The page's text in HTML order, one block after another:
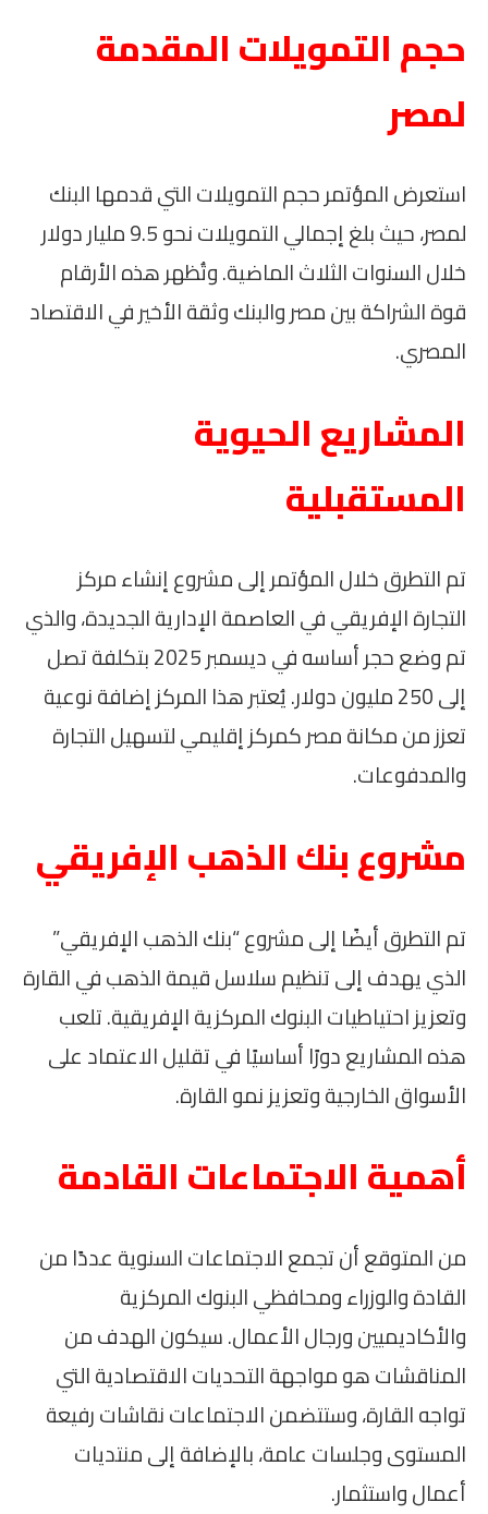
حجم التمويلات المقدمة
لمصر
استعرض المؤتمر حجم التمويلات التي قدمها البنك
لمصر، حيث بلغ إجمالي التمويلات نحو 9.5 مليار دولار
خلال السنوات الثلاث الماضية. وتُظهر هذه الأرقام
قوة الشراكة بين مصر والبنك وثقة الأخير في الاقتصاد
المصري.
المشاريع الحيوية
المستقبلية
تم التطرق خلال المؤتمر إلى مشروع إنشاء مركز
التجارة الإفريقي في العاصمة الإدارية الجديدة، والذي
تم وضع حجر أساسه في ديسمبر 2025 بتكلفة تصل
إلى 250 مليون دولار. يُعتبر هذا المركز إضافة نوعية
تعزز من مكانة مصر كمركز إقليمي لتسهيل التجارة
والمدفوعات.
مشروع بنك الذهب الإفريقي
تم التطرق أيضًا إلى مشروع “بنك الذهب الإفريقي”
الذي يهدف إلى تنظيم سلاسل قيمة الذهب في القارة
وتعزيز احتياطيات البنوك المركزية الإفريقية. تلعب
هذه المشاريع دورًا أساسيًا في تقليل الاعتماد على
الأسواق الخارجية وتعزيز نمو القارة.
أهمية الاجتماعات القادمة
من المتوقع أن تجمع الاجتماعات السنوية عددًا من
القادة والوزراء ومحافظي البنوك المركزية
والأكاديميين ورجال الأعمال. سيكون الهدف من
المناقشات هو مواجهة التحديات الاقتصادية التي
تواجه القارة، وستتضمن الاجتماعات نقاشات رفيعة
المستوى وجلسات عامة، بالإضافة إلى منتديات
أعمال واستثمار.